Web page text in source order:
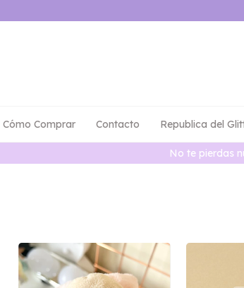
No te pierdas
Cómo Comprar Contacto Republica del